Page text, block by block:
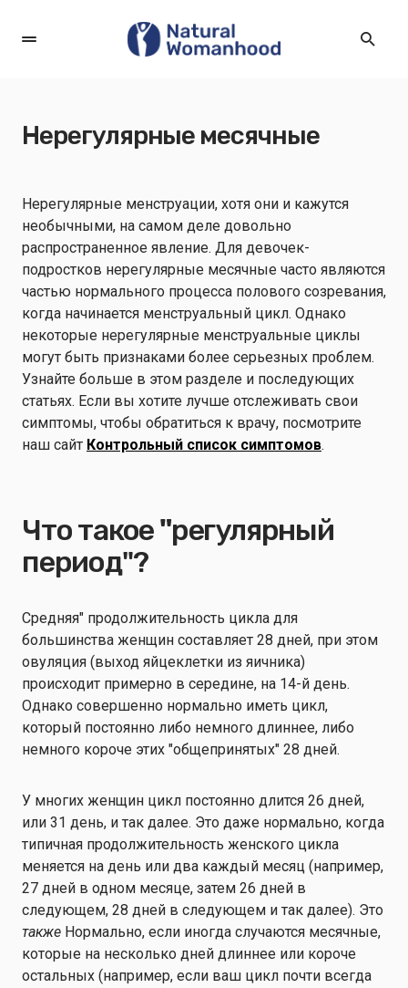
Нерегулярные месячные
Нерегулярные менструации, хотя они и кажутся
необычными, на самом деле довольно
распространенное явление. Для девочек-
подростков нерегулярные месячные часто являются
частью нормального процесса полового созревания,
когда начинается менструальный цикл. Однако
некоторые нерегулярные менструальные циклы
могут быть признаками более серьезных проблем.
Узнайте больше в этом разделе и последующих
статьях. Если вы хотите лучше отслеживать свои
симптомы, чтобы обратиться к врачу, посмотрите
наш сайт Контрольный список симптомов.
Что такое"регулярный
период"?
Средняя" продолжительность цикла для
большинства женщин составляет 28 дней, при этом
овуляция (выход яйцеклетки из яичника)
происходит примерно в середине, на 14-й день.
Однако совершенно нормально иметь цикл,
который постоянно либо немного длиннее, либо
немного короче этих "общепринятых" 28 дней.
У многих женщин цикл постоянно длится 26 дней,
или 31 день, и так далее. Это даже нормально, когда
типичная продолжительность женского цикла
меняется на день или два каждый месяц (например,
27 дней в одном месяце, затем 26 дней в
следующем, 28 дней в следующем и так далее). Это
также Нормально, если иногда случаются месячные,
которые на несколько дней длиннее или короче
остальных (например, если ваш цикл почти всегда